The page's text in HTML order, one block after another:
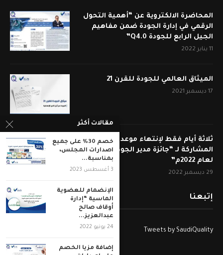
المحاضرة الالكتروية عن “أهمية التحول
الرقمي في إدارة الجودة ضمن مفاهيم
الجيل الرابع للجودة Q4.0”
11 يناير 2022
الميثاق العالمي للجودة للقرن 21
17 ديسمبر 2021
ثلاثة أيام فقط لإنتهاء موعد قبول
المشاركة لـ “جائزة مدير الجودة المتميز
لعام 2022م”
29 ديسمبر 2022
إتبعنا
Tweets by SaudiQuality
مقالات أكثر
خصم 30% على جميع
اصدارات المجلس،
بمناسبة...
3 أغسطس 2023
الإنضمام للعضوية
الماسية “إدارة
أوقاف صالح
عبدالعزيز...
24 يونيو 2022
إضافة مزيا الخصم